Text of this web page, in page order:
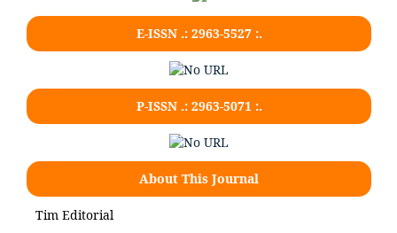
E-ISSN .: 2963-5527 :.
P-ISSN .: 2963-5071 :.
About This Journal
Tim Editorial